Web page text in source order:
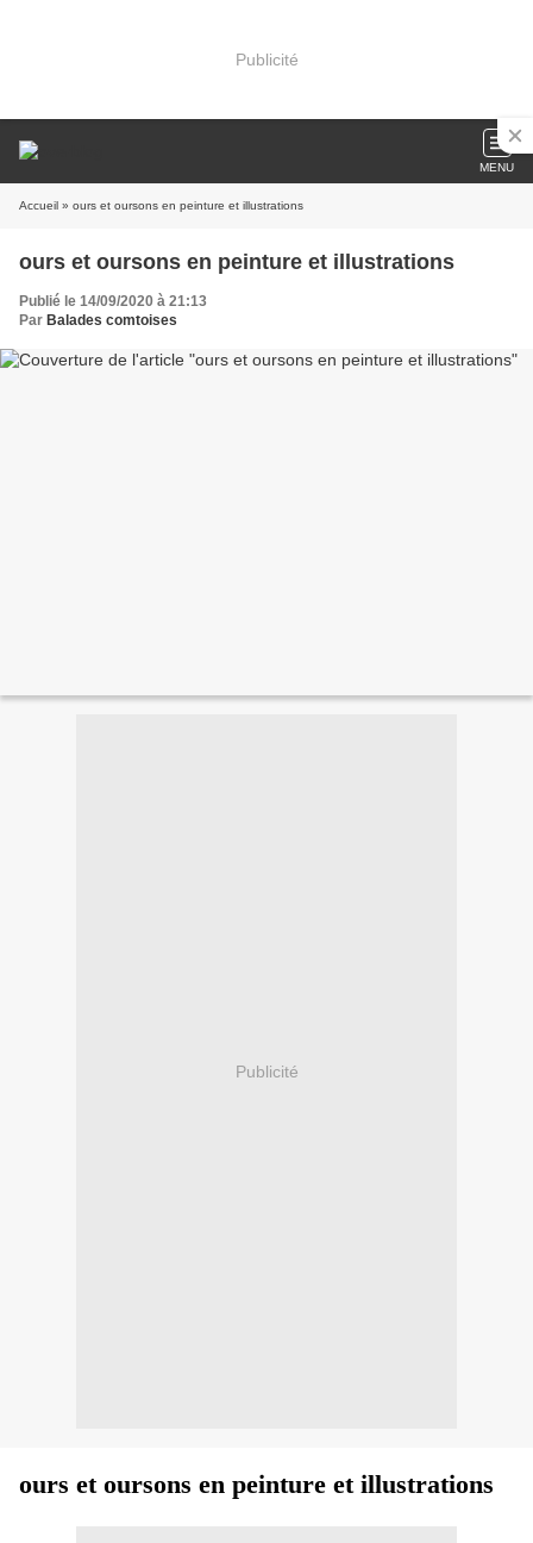
Publicité
MENU
Accueil » ours et oursons en peinture et illustrations
ours et oursons en peinture et illustrations
Publié le 14/09/2020 à 21:13
Par Balades comtoises
Publicité
ours et oursons en peinture et illustrations